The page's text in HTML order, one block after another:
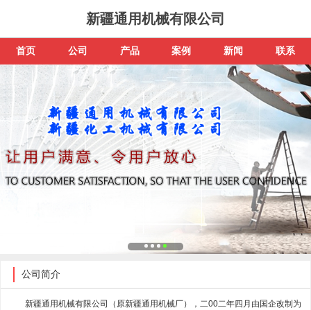
新疆通用机械有限公司
首页 公司 产品 案例 新闻 联系
公司简介
新疆通用机械有限公司（原新疆通用机械厂），二00二年四月由国企改制为